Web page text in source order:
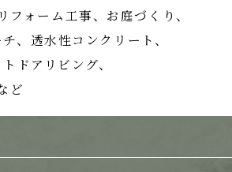
ォーム工事、 お庭づくり、
、 透水性コンクリート、
ドアリビング、
ど